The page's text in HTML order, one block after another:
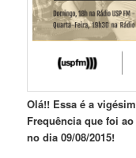
Olá!! Essa é a
Frequência que foi
no dia 09/08/2015!